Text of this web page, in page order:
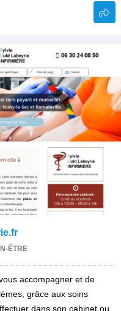
ÊTRE
accompagner et de
grâce aux soins
dans son cabinet ou